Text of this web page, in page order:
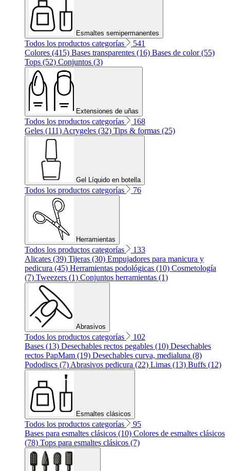
Esmaltes semipermanentes
Todos los productos categorías
541
Colores (415) Bases transparentes (16) Bases de color (55)
Tops (52) Conjuntos (3)
Extensiones de uñas
Todos los productos categorías
168
Geles (111) Acrygeles (32) Tips & formas (25)
Gel Líquido en botella
Todos los productos categorías 76
Herramientas
Todos los productos categorías
133
Alicates (39) Tijeras (30) Empujadores para manicura y
pedicura (45) Herramientas podológicas (10) Cosmetología
(7) Tweezers (1) Conjuntos herramientas (1)
Abrasivos
Todos los productos categorías
102
Bases (13) Desechables rectos pegables (10) Desechables
rectos PapMam (19) Desechables curva, medialuna (8)
Pododiscs (7) Abrasivos pedicura (22) Limas (13) Buffs (12)
Esmaltes clásicos
Todos los productos categorías
95
Bases para esmaltes clásicos (10) Colores de esmaltes clásicos
(78) Tops para esmaltes clásicos (7)